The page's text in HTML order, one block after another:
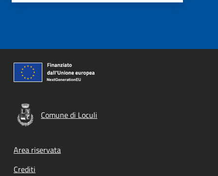
Comune di Loculi
Footer menu
Area riservata
Crediti